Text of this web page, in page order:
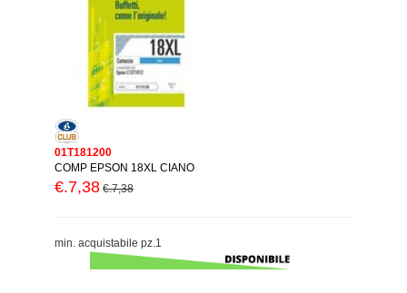
01T181200
COMP EPSON 18XL CIANO
€.7,38 €.7,38
min. acquistabile pz.1